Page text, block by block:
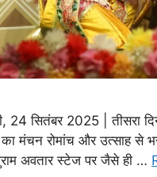
24 सितंबर 2025 | तीसरा
मंचन रोमांच और उत्साह से
अवतार स्टेज पर जैसे ही …